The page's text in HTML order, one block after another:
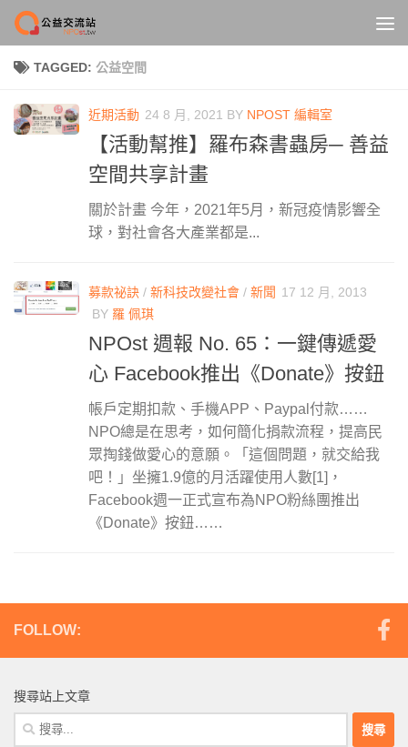
Skip to content
TAGGED: 公益空間
近期活動 24 8 月, 2021 BY NPOST 編輯室
【活動幫推】羅布森書蟲房─ 善益
空間共享計畫
關於計畫 今年，2021年5月，新冠疫情影響全
球，對社會各大產業都是...
募款祕訣 / 新科技改變社會 / 新聞 17 12 月, 2013
BY 羅 佩琪
NPOst 週報 No. 65：一鍵傳遞愛
心 Facebook推出《Donate》按鈕
帳戶定期扣款、手機APP、Paypal付款……
NPO總是在思考，如何簡化捐款流程，提高民
眾掏錢做愛心的意願。「這個問題，就交給我
吧！」坐擁1.9億的月活躍使用人數[1]，
Facebook週一正式宣布為NPO粉絲團推出
《Donate》按鈕……
FOLLOW:
搜尋站上文章
搜